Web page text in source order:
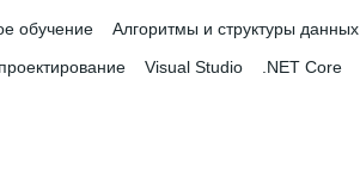
обучение Алгоритмы и структуры данных
Visual Studio .NET Core